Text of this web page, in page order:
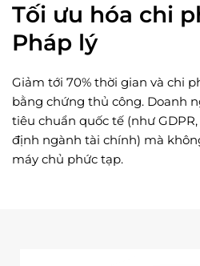
Tối ưu hóa chi
Pháp lý
Giảm tới 70% thời gian và chi
bằng chứng thủ công. Doanh
tiêu chuẩn quốc tế (như
định ngành tài chính) mà
máy chủ phức tạp.